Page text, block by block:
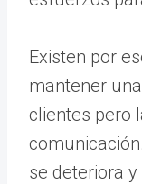
Existen por
mantener
clientes pero
se deteriora